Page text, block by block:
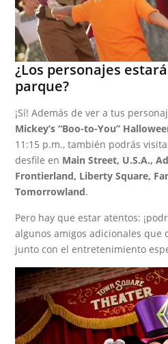
¿Los personajes
parque?
¡Sí! Además de ver a tus
Mickey’s “Boo-to-You”
11:15 p.m., también podrás
desfile en Main Street, U.S.A.,
Frontierland, Liberty Square,
Tomorrowland.
Pero hay que estar atentos:
algunos amigos adicionales
junto con el entretenimiento